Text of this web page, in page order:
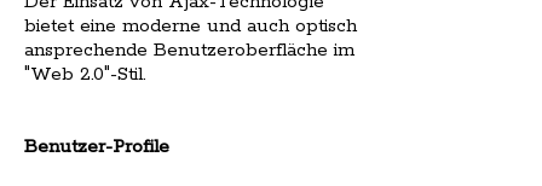
bietet eine moderne und auch optisch
ansprechende Benutzeroberfläche im
"Web 2.0"-Stil.
Benutzer-Profile